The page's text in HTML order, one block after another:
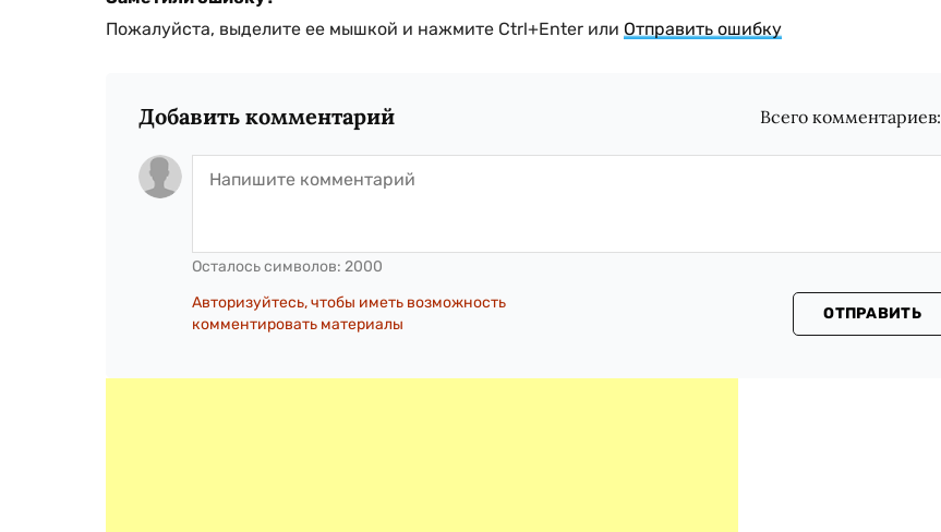
Пожалуйста, выделите ее мышкой и нажмите Ctrl+Enter или Отправить ошибку
Добавить комментарий Всего комментариев:
Осталось символов: 2000
Авторизуйтесь, чтобы иметь возможность
комментировать материалы
ОТПРАВИТЬ